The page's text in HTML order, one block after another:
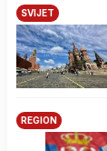
SVIJET
REGION